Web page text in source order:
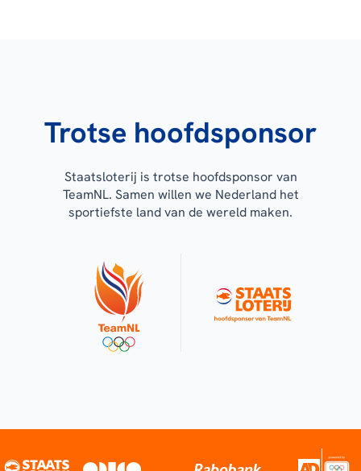
Trotse hoofdsponsor
Staatsloterij is trotse hoofdsponsor van
TeamNL. Samen willen we Nederland het
sportiefste land van de wereld maken.